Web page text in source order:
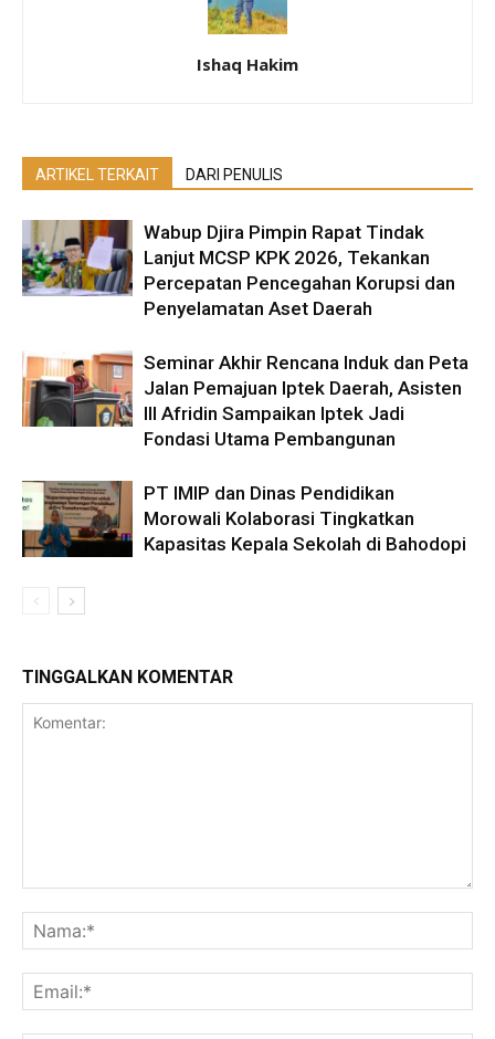
Ishaq Hakim
ARTIKEL TERKAIT DARI PENULIS
Wabup Djira Pimpin Rapat Tindak
Lanjut MCSP KPK 2026, Tekankan
Percepatan Pencegahan Korupsi dan
Penyelamatan Aset Daerah
Seminar Akhir Rencana Induk dan Peta
Jalan Pemajuan Iptek Daerah, Asisten
III Afridin Sampaikan Iptek Jadi
Fondasi Utama Pembangunan
PT IMIP dan Dinas Pendidikan
Morowali Kolaborasi Tingkatkan
Kapasitas Kepala Sekolah di Bahodopi
TINGGALKAN KOMENTAR